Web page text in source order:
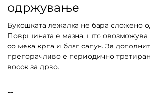
одржување
Букошката лежалка не бара сложено
Површината е мазна, што овозможува
со мека крпа и благ сапун. За
препорачливо е периодично
восок за дрво.